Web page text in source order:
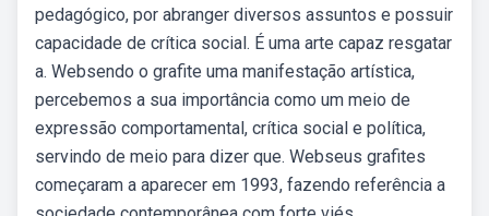
pedagógico, por abranger diversos assuntos e possuir
capacidade de crítica social. É uma arte capaz resgatar
a. Websendo o grafite uma manifestação artística,
percebemos a sua importância como um meio de
expressão comportamental, crítica social e política,
servindo de meio para dizer que. Webseus grafites
começaram a aparecer em 1993, fazendo referência a